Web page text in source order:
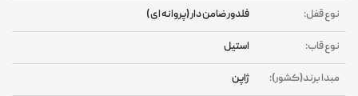
نوع قفل: فلدور ضامن دار (پروانه ای )
نوع قاب: استیل
مبدا برند(کشور): ژاپن